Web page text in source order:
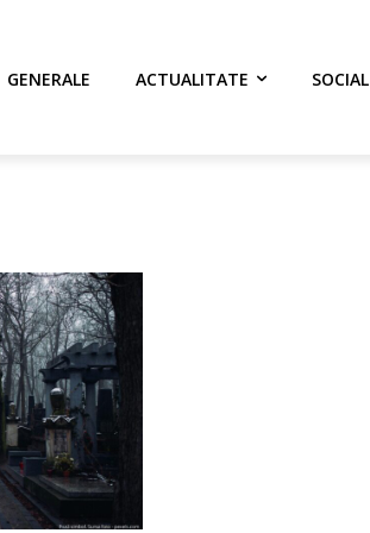
GENERALE ACTUALITATE SOCIAL